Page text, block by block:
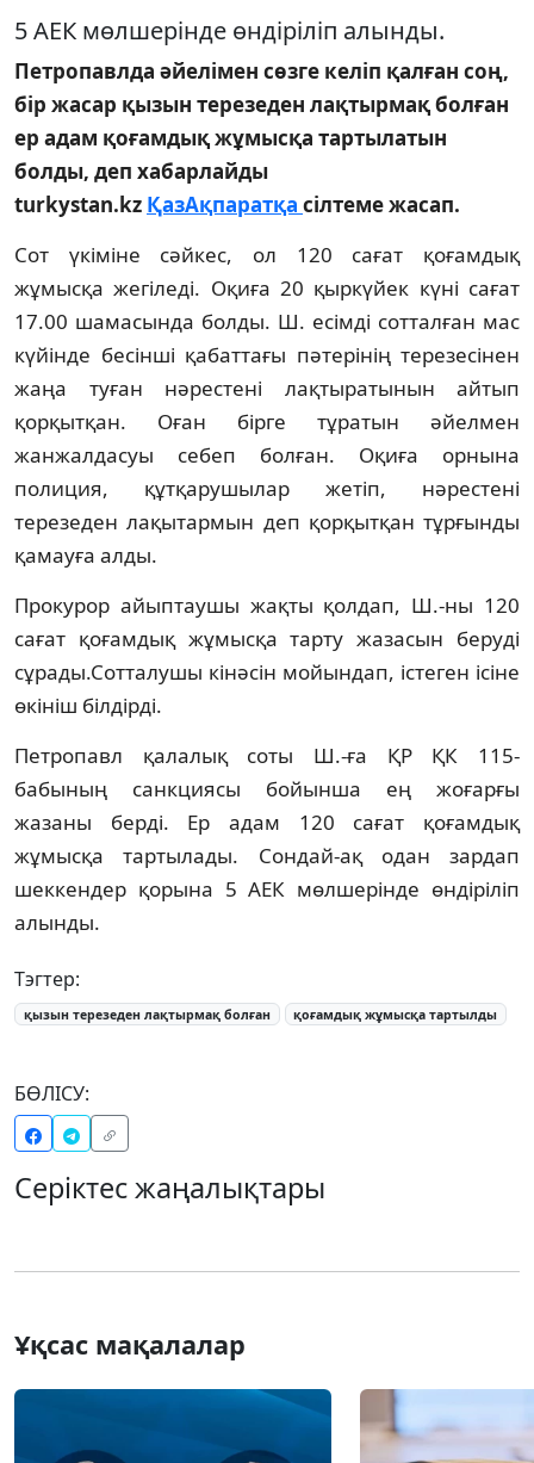
5 АЕК мөлшерінде өндіріліп алынды.
Петропавлда әйелімен сөзге келіп қалған соң,
бір жасар қызын терезеден лақтырмақ болған
ер адам қоғамдық жұмысқа тартылатын
болды, деп хабарлайды
turkystan.kz ҚазАқпаратқа сілтеме жасап.
Сот үкіміне сәйкес, ол 120 сағат қоғамдық
жұмысқа жегіледі. Оқиға 20 қыркүйек күні сағат
17.00 шамасында болды. Ш. есімді сотталған мас
күйінде бесінші қабаттағы пәтерінің терезесінен
жаңа туған нәрестені лақтыратынын айтып
қорқытқан. Оған бірге тұратын әйелмен
жанжалдасуы себеп болған. Оқиға орнына
полиция, құтқарушылар жетіп, нәрестені
терезеден лақытармын деп қорқытқан тұрғынды
қамауға алды.
Прокурор айыптаушы жақты қолдап, Ш.-ны 120
сағат қоғамдық жұмысқа тарту жазасын беруді
сұрады.Сотталушы кінәсін мойындап, істеген ісіне
өкініш білдірді.
Петропавл қалалық соты Ш.-ға ҚР ҚК 115-
бабының санкциясы бойынша ең жоғарғы
жазаны берді. Ер адам 120 сағат қоғамдық
жұмысқа тартылады. Сондай-ақ одан зардап
шеккендер қорына 5 АЕК мөлшерінде өндіріліп
алынды.
Тэгтер:
қызын терезеден лақтырмақ болған қоғамдық жұмысқа тартылды
БӨЛІСУ:
Серіктес жаңалықтары
Ұқсас мақалалар